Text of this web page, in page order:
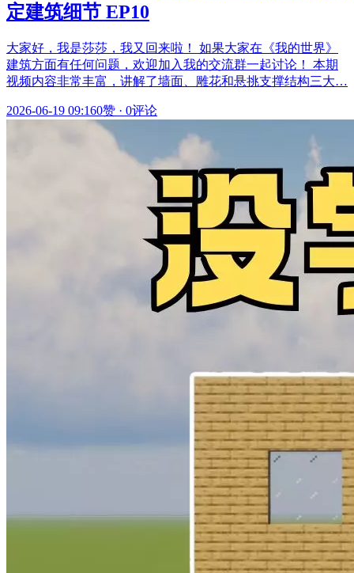
定建筑细节 EP10
大家好，我是莎莎，我又回来啦！ 如果大家在《我的世界》
建筑方面有任何问题，欢迎加入我的交流群一起讨论！ 本期
视频内容非常丰富，讲解了墙面、雕花和悬挑支撑结构三大…
2026-06-19 09:160赞 · 0评论